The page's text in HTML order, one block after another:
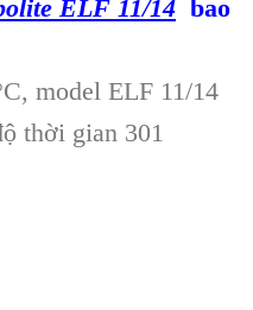
ELF 11/14 bao
model ELF 11/14
thời gian 301